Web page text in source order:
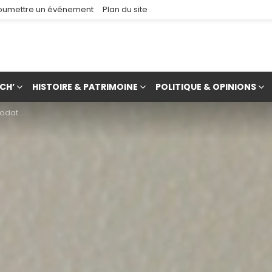
un événement Plan du site
HISTOIRE & PATRIMOINE POLITIQUE & OPINIONS
Max